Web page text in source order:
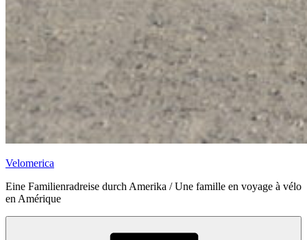
Velomerica
Eine Familienradreise durch Amerika / Une famille en voyage à vélo
en Amérique